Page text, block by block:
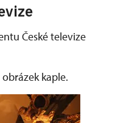
České televize
kaple.